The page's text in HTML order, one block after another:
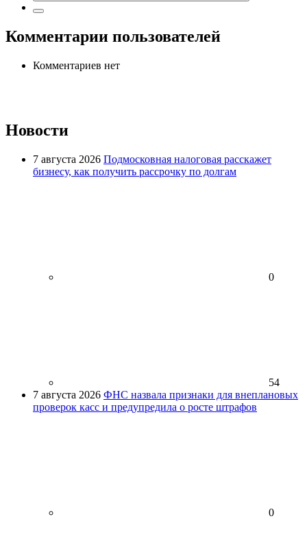
Комментарии пользователей
Комментариев нет
Новости
7 августа 2026 Подмосковная налоговая расскажет
бизнесу, как получить рассрочку по долгам
0
54
7 августа 2026 ФНС назвала признаки для внеплановых
проверок касс и предупредила о росте штрафов
0